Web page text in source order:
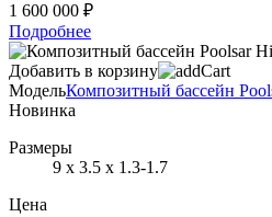
1 600 000 ₽
Подробнее
Добавить в корзину
МодельКомпозитный бассейн
Новинка
Размеры
9 х 3.5 х 1.3-1.7
Цена